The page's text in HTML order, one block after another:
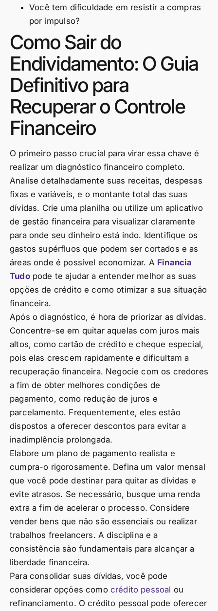
Você tem dificuldade em resistir a compras
por impulso?
Como Sair do
Endividamento: O Guia
Definitivo para
Recuperar o Controle
Financeiro
O primeiro passo crucial para virar essa chave é
realizar um diagnóstico financeiro completo.
Analise detalhadamente suas receitas, despesas
fixas e variáveis, e o montante total das suas
dívidas. Crie uma planilha ou utilize um aplicativo
de gestão financeira para visualizar claramente
para onde seu dinheiro está indo. Identifique os
gastos supérfluos que podem ser cortados e as
áreas onde é possível economizar. A Financia
Tudopode te ajudar a entender melhor as suas
opções de crédito e como otimizar a sua situação
financeira.
Após o diagnóstico, é hora de priorizar as dívidas.
Concentre-se em quitar aquelas com juros mais
altos, como cartão de crédito e cheque especial,
pois elas crescem rapidamente e dificultam a
recuperação financeira. Negocie com os credores
a fim de obter melhores condições de
pagamento, como redução de juros e
parcelamento. Frequentemente, eles estão
dispostos a oferecer descontos para evitar a
inadimplência prolongada.
Elabore um plano de pagamento realista e
cumpra-o rigorosamente. Defina um valor mensal
que você pode destinar para quitar as dívidas e
evite atrasos. Se necessário, busque uma renda
extra a fim de acelerar o processo. Considere
vender bens que não são essenciais ou realizar
trabalhos freelancers. A disciplina e a
consistência são fundamentais para alcançar a
liberdade financeira.
Para consolidar suas dívidas, você pode
considerar opções como crédito pessoal ou
refinanciamento. O crédito pessoal pode oferecer